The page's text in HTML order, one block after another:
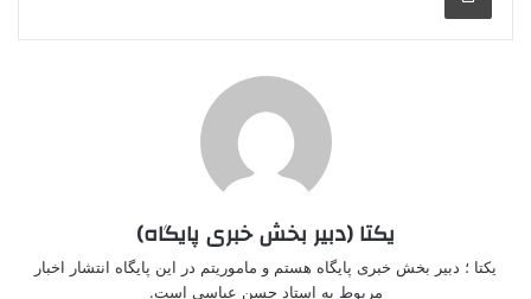
یکتا (دبیر بخش خبری پایگاه)
یکتا ؛ دبیر بخش خبری پایگاه هستم و ماموریتم در این پایگاه انتشار اخبار
مربوط به استاد حسن عباسی است.